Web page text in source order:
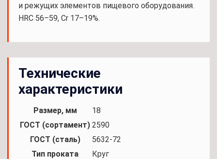
и режущих элементов пищевого оборудования.
HRC 56–59, Cr 17–19%.
Технические
характеристики
Размер, мм
18
ГОСТ (сортамент) 2590
ГОСТ (сталь)
5632-72
Тип проката
Круг